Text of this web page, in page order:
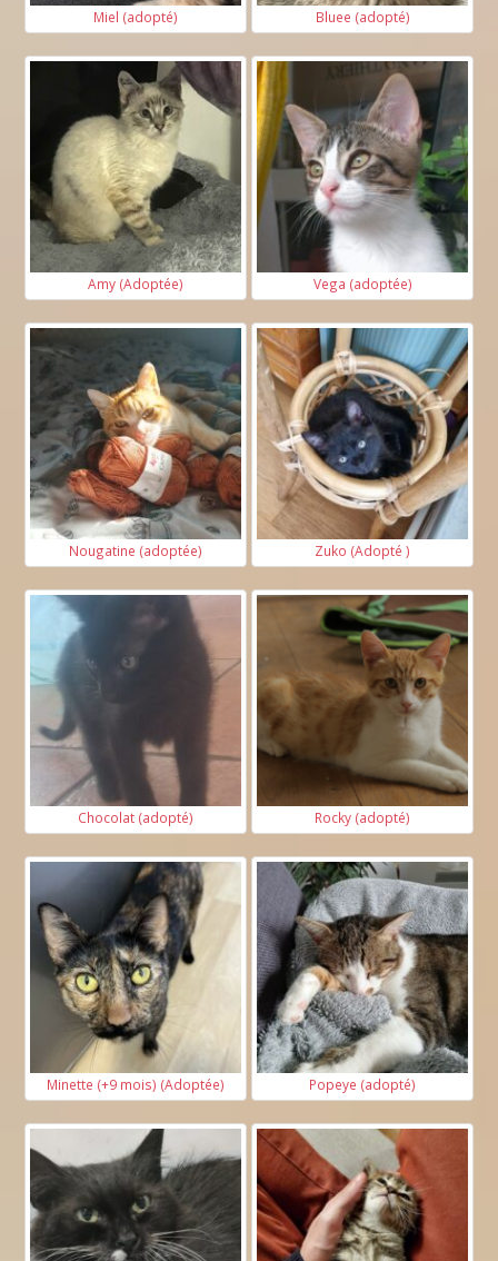
Miel (adopté) Bluee (adopté)
Amy (Adoptée) Vega (adoptée)
Nougatine (adoptée) Zuko (Adopté )
Chocolat (adopté) Rocky (adopté)
Minette (+9 mois) (Adoptée) Popeye (adopté)